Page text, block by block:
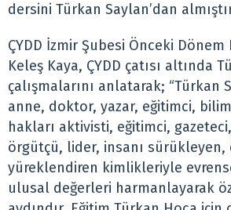
dersini Türkan Saylan’dan
ÇYDD İzmir Şubesi Önceki Dönem
Keleş Kaya, ÇYDD çatısı altında
çalışmalarını anlatarak; “Türkan
anne, doktor, yazar, eğitimci,
hakları aktivisti, eğitimci,
örgütçü, lider, insanı sürükleyen,
yüreklendiren kimlikleriyle
ulusal değerleri harmanlayarak